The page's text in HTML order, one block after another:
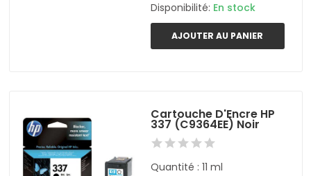
Disponibilité: En stock
AJOUTER AU PANIER
Cartouche D'Encre HP
337 (C9364EE) Noir
Quantité : 11 ml